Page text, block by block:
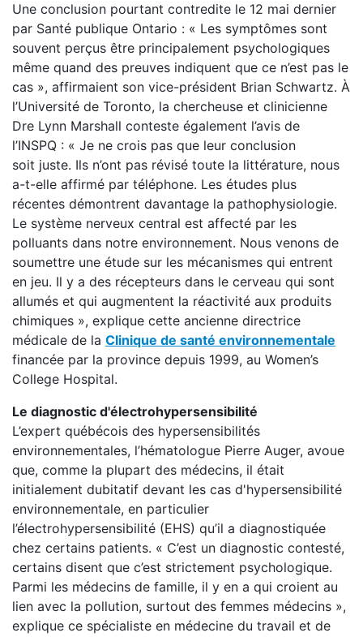
Une conclusion pourtant contredite le 12 mai dernier
par Santé publique Ontario : « Les symptômes sont
souvent perçus être principalement psychologiques
même quand des preuves indiquent que ce n’est pas le
cas », affirmaient son vice-président Brian Schwartz. À
l’Université de Toronto, la chercheuse et clinicienne
Dre Lynn Marshall conteste également l’avis de
l’INSPQ : « Je ne crois pas que leur conclusion
soit juste. Ils n’ont pas révisé toute la littérature, nous
a-t-elle affirmé par téléphone. Les études plus
récentes démontrent davantage la pathophysiologie.
Le système nerveux central est affecté par les
polluants dans notre environnement. Nous venons de
soumettre une étude sur les mécanismes qui entrent
en jeu. Il y a des récepteurs dans le cerveau qui sont
allumés et qui augmentent la réactivité aux produits
chimiques », explique cette ancienne directrice
médicale de la Clinique de santé environnementale
financée par la province depuis 1999, au Women’s
College Hospital.
Le diagnostic d'électrohypersensibilité
L’expert québécois des hypersensibilités
environnementales, l’hématologue Pierre Auger, avoue
que, comme la plupart des médecins, il était
initialement dubitatif devant les cas d'hypersensibilité
environnementale, en particulier
l’électrohypersensibilité (EHS) qu’il a diagnostiquée
chez certains patients. « C’est un diagnostic contesté,
certains disent que c’est strictement psychologique.
Parmi les médecins de famille, il y en a qui croient au
lien avec la pollution, surtout des femmes médecins »,
explique ce spécialiste en médecine du travail et de